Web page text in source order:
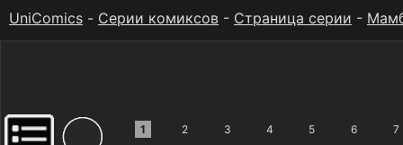
UniComics - Серии комиксов - Страница серии -
1 2 3 4 5 6 7